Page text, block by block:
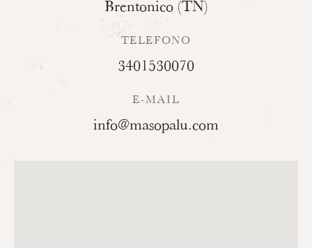
Brentonico (TN)
TELEFONO
3401530070
E-MAIL
info@masopalu.com